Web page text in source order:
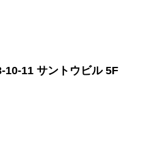
10-11 サントウビル 5F